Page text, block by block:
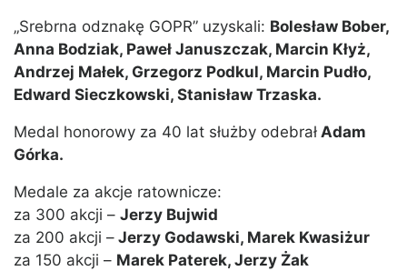
„Srebrna odznakę GOPR” uzyskali: Bolesław Bober,
Anna Bodziak, Paweł Januszczak, Marcin Kłyż,
Andrzej Małek, Grzegorz Podkul, Marcin Pudło,
Edward Sieczkowski, Stanisław Trzaska.
Medal honorowy za 40 lat służby odebrał Adam
Górka.
Medale za akcje ratownicze:
za 300 akcji – Jerzy Bujwid
za 200 akcji – Jerzy Godawski, Marek Kwasiżur
za 150 akcji – Marek Paterek, Jerzy Żak